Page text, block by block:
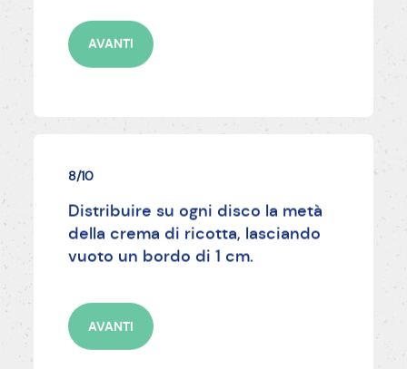
AVANTI
8/10
Distribuire su ogni disco la metà
della crema di ricotta, lasciando
vuoto un bordo di 1 cm.
AVANTI